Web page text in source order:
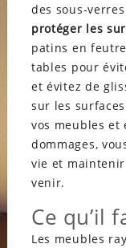
des sous-
protéger les
patins en
tables pour
et évitez de
sur les
vos meubles et
dommages,
vie et
venir.
Ce qu’il
Les meubles